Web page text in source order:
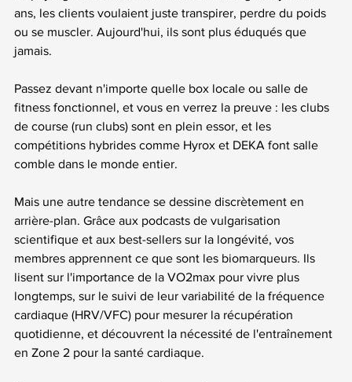
ans, les clients voulaient juste transpirer, perdre du poids
ou se muscler. Aujourd'hui, ils sont plus éduqués que
jamais.
Passez devant n'importe quelle box locale ou salle de
fitness fonctionnel, et vous en verrez la preuve : les clubs
de course (run clubs) sont en plein essor, et les
compétitions hybrides comme Hyrox et DEKA font salle
comble dans le monde entier.
Mais une autre tendance se dessine discrètement en
arrière-plan. Grâce aux podcasts de vulgarisation
scientifique et aux best-sellers sur la longévité, vos
membres apprennent ce que sont les biomarqueurs. Ils
lisent sur l'importance de la VO2max pour vivre plus
longtemps, sur le suivi de leur variabilité de la fréquence
cardiaque (HRV/VFC) pour mesurer la récupération
quotidienne, et découvrent la nécessité de l'entraînement
en Zone 2 pour la santé cardiaque.